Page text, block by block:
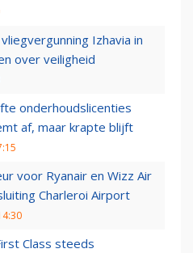
Izhavia in
over veiligheid
onderhoudslicenties
af, maar krapte blijft
voor Ryanair en Wizz Air
Charleroi Airport
Class steeds